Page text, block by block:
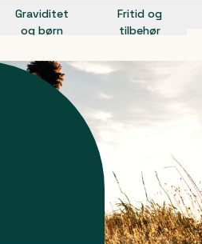
Graviditet
og børn
Fritid og
tilbehør